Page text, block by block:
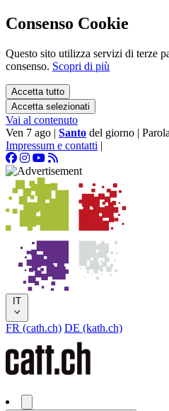
Consenso Cookie
Questo sito utilizza servizi di terze
consenso. Scopri di più
Accetta tutto
Accetta selezionati
Vai al contenuto
Ven 7 ago | Santo del giorno |
Impressum e contatti |
IT
FR (cath.ch) DE (kath.ch)